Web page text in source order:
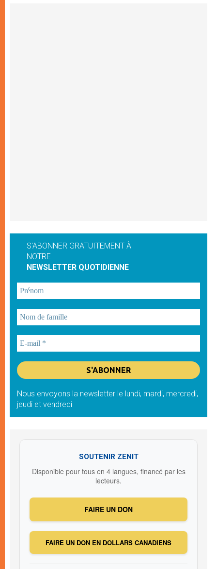
S'ABONNER GRATUITEMENT À
NOTRE
NEWSLETTER QUOTIDIENNE
Nous envoyons la newsletter le lundi, mardi, mercredi,
jeudi et vendredi
SOUTENIR ZENIT
Disponible pour tous en 4 langues, financé par les
lecteurs.
FAIRE UN DON
FAIRE UN DON EN DOLLARS CANADIENS